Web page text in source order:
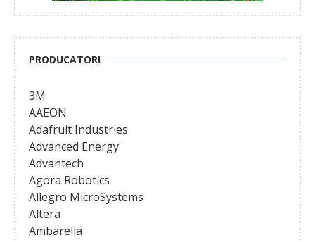
PRODUCATORI
3M
AAEON
Adafruit Industries
Advanced Energy
Advantech
Agora Robotics
Allegro MicroSystems
Altera
Ambarella